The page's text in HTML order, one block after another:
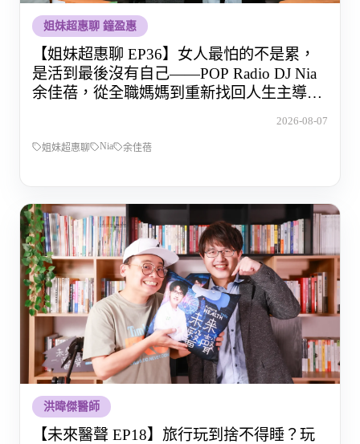
姐妹超惠聊 鐘盈惠
【姐妹超惠聊 EP36】女人最怕的不是累，
是活到最後沒有自己——POP Radio DJ Nia
余佳蓓，從全職媽媽到重新找回人生主導權
2026-08-07
姐妹超惠聊 Nia 余佳蓓
洪暐傑醫師
【未來醫聲 EP18】旅行玩到捨不得睡？玩